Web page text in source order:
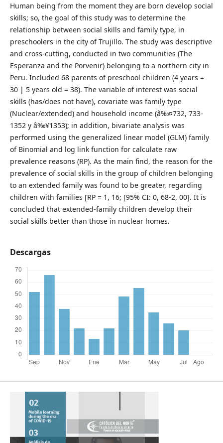
Human being from the moment they are born develop social
skills; so, the goal of this study was to determine the
relationship between social skills and family type, in
preschoolers in the city of Trujillo. The study was descriptive
and cross-cutting, conducted in two communities (The
Esperanza and the Porvenir) belonging to a northern city in
Peru. Included 68 parents of preschool children (4 years =
30 | 5 years old = 38). The variable of interest was social
skills (has/does not have), covariate was family type
(Nuclear/extended) and household income (â‰¤732, 733-
1352 y â‰¥1353); in addition, bivariate analysis was
performed using the generalized linear model (GLM) family
of Binomial and log link function for calculate raw
prevalence reasons (RP). As the main find, the reason for the
prevalence of social skills in the group of children belonging
to an extended family was found to be greater, regarding
children with families [RP = 1, 16; [95% CI: 0, 68-2, 00]. It is
concluded that extended-family children develop their
social skills better than those in nuclear homes.
Descargas